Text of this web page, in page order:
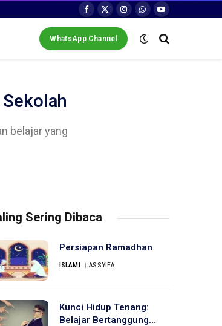
Facebook
X
(Twitter)
Instagram
WhatsApp
YouTube
WhatsApp Channel
belajar yang
Sering Dibaca
Persiapan Ramadhan
ISLAMI ASSYIFA
Kunci Hidup Tenang:
Belajar Bertanggung